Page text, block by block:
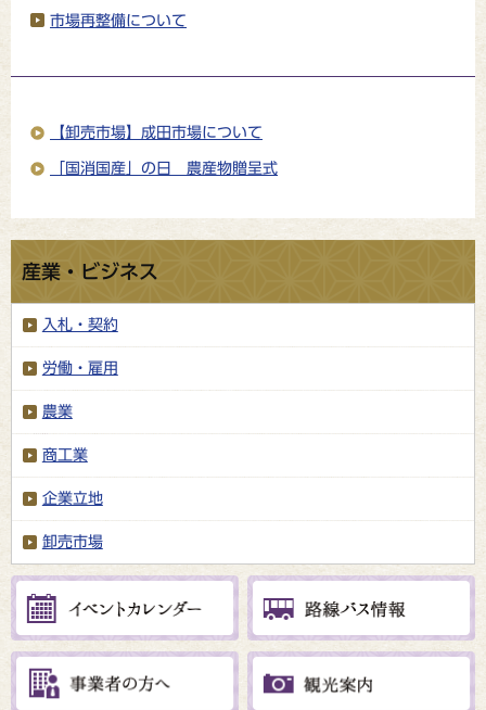
市場再整備について
【卸売市場】成田市場について
「国消国産」の日 農産物贈呈式
産業・ビジネス
入札・契約
労働・雇用
農業
商工業
企業立地
卸売市場